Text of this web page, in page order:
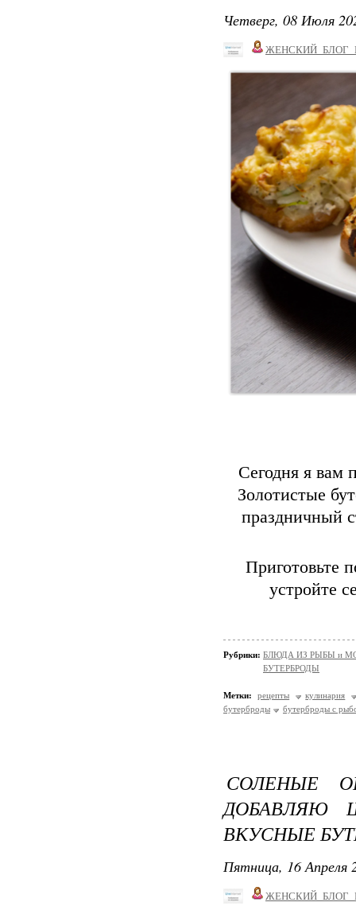
Четверг, 08 Июля
Сегодня я вам
Золотистые
праздничный
Приготовьте
устройте
Рубрики: БЛЮДА ИЗ РЫБЫ и
БУТЕРБРОДЫ
Метки: рецепты
кулинария
бутерброды
бутерброды с
СОЛЕНЫЕ
ДОБАВЛЯЮ
ВКУСНЫЕ
Пятница, 16 Апреля